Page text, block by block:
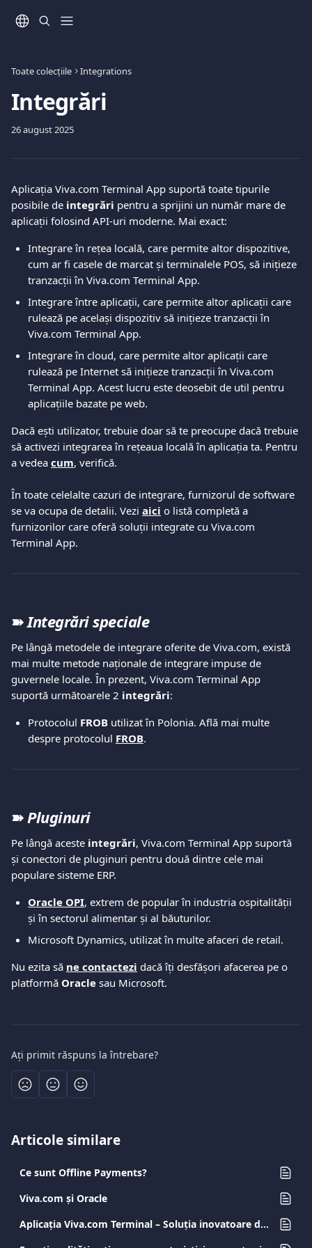
Toate colecțiile Integrations
Integrări
26 august 2025
Aplicația Viva.com Terminal App suportă toate tipurile
posibile de integrări pentru a sprijini un număr mare de
aplicații folosind API-uri moderne. Mai exact:
Integrare în rețea locală, care permite altor dispozitive,
cum ar fi casele de marcat și terminalele POS, să inițieze
tranzacții în Viva.com Terminal App.
Integrare între aplicații, care permite altor aplicații care
rulează pe același dispozitiv să inițieze tranzacții în
Viva.com Terminal App.
Integrare în cloud, care permite altor aplicații care
rulează pe Internet să inițieze tranzacții în Viva.com
Terminal App. Acest lucru este deosebit de util pentru
aplicațiile bazate pe web.
Dacă ești utilizator, trebuie doar să te preocupe dacă trebuie
să activezi integrarea în rețeaua locală în aplicația ta. Pentru
a vedea cum, verifică.
În toate celelalte cazuri de integrare, furnizorul de software
se va ocupa de detalii. Vezi aici o listă completă a
furnizorilor care oferă soluții integrate cu Viva.com
Terminal App.
➽ Integrări speciale
Pe lângă metodele de integrare oferite de Viva.com, există
mai multe metode naționale de integrare impuse de
guvernele locale. În prezent, Viva.com Terminal App
suportă următoarele 2 integrări:
Protocolul FROB utilizat în Polonia. Află mai multe
despre protocolul FROB.
➽ Pluginuri
Pe lângă aceste integrări, Viva.com Terminal App suportă
și conectori de pluginuri pentru două dintre cele mai
populare sisteme ERP.
Oracle OPI, extrem de popular în industria ospitalității
și în sectorul alimentar și al băuturilor.
Microsoft Dynamics, utilizat în multe afaceri de retail.
Nu ezita să ne contactezi dacă îți desfășori afacerea pe o
platformă Oracle sau Microsoft.
Ați primit răspuns la întrebare?
Articole similare
Ce sunt Offline Payments?
Viva.com și Oracle
Aplicația Viva.com Terminal – Soluția inovatoare de plată pentru fiecare afacere